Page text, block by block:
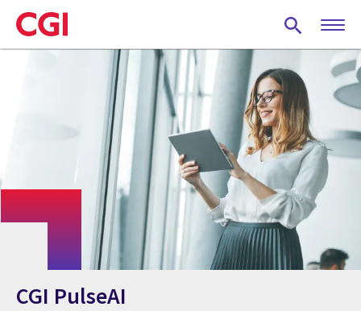
Skip
to
main
CGI PulseAI